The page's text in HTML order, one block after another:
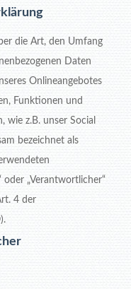
die Art, den Umfang
Daten
Onlineangebotes
Funktionen und
wie z.B. unser Social
bezeichnet als
oder „Verantwortlicher“
4 der